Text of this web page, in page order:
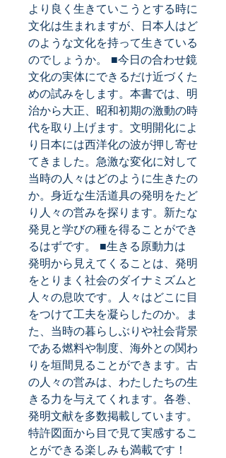
より良く生きていこうとする時に
文化は生まれますが、日本人はど
のような文化を持って生きている
のでしょうか。 ■今日の合わせ鏡
文化の実体にできるだけ近づくた
めの試みをします。本書では、明
治から大正、昭和初期の激動の時
代を取り上げます。文明開化によ
り日本には西洋化の波が押し寄せ
てきました。急激な変化に対して
当時の人々はどのように生きたの
か。身近な生活道具の発明をたど
り人々の営みを探ります。新たな
発見と学びの種を得ることができ
るはずです。 ■生きる原動力は
発明から見えてくることは、発明
をとりまく社会のダイナミズムと
人々の息吹です。人々はどこに目
をつけて工夫を凝らしたのか。ま
た、当時の暮らしぶりや社会背景
である燃料や制度、海外との関わ
りを垣間見ることができます。古
の人々の営みは、わたしたちの生
きる力を与えてくれます。各巻、
発明文献を多数掲載しています。
特許図面から目で見て実感するこ
とができる楽しみも満載です！